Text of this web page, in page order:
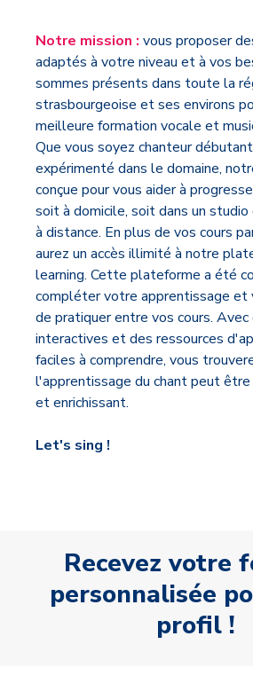
Notre mission : vous proposer
adaptés à votre niveau et à vos
sommes présents dans toute la
strasbourgeoise et ses environs
meilleure formation vocale et
Que vous soyez chanteur
expérimenté dans le domaine,
conçue pour vous aider à
soit à domicile, soit dans un
à distance. En plus de vos cours
aurez un accès illimité à notre
learning. Cette plateforme a été
compléter votre apprentissage et
de pratiquer entre vos cours. Avec
interactives et des ressources
faciles à comprendre, vous
l'apprentissage du chant peut
et enrichissant.
Let's sing !
Recevez votre
personnalisée
profil !